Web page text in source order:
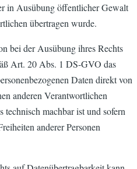
in Ausübung öffentlicher Gewalt
übertragen wurde.
bei der Ausübung ihres Rechts
Art. 20 Abs. 1 DS-GVO das
Daten direkt von
anderen Verantwortlichen
machbar ist und sofern
anderer Personen